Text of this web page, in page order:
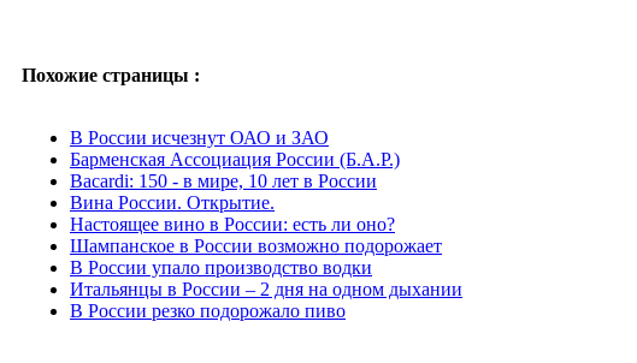
Похожие страницы :
В России исчезнут ОАО и ЗАО
Барменская Ассоциация России (Б.А.Р.)
Bacardi: 150 - в мире, 10 лет в России
Вина России. Открытие.
Настоящее вино в России: есть ли оно?
Шампанское в России возможно подорожает
В России упало производство водки
Итальянцы в России – 2 дня на одном дыхании
В России резко подорожало пиво